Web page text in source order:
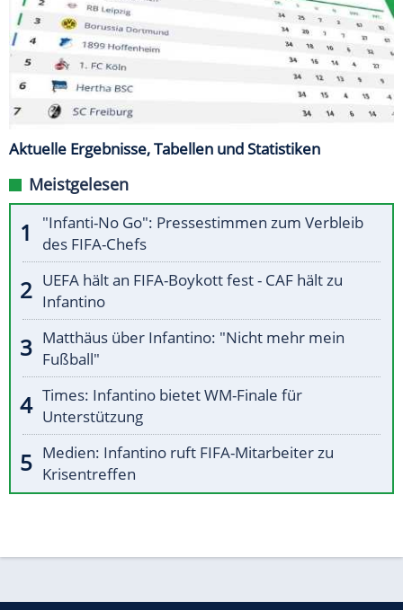
Aktuelle Ergebnisse, Tabellen und Statistiken
Meistgelesen
"Infanti-No Go": Pressestimmen zum Verbleib
des FIFA-Chefs
UEFA hält an FIFA-Boykott fest - CAF hält zu
Infantino
Matthäus über Infantino: "Nicht mehr mein
Fußball"
Times: Infantino bietet WM-Finale für
Unterstützung
Medien: Infantino ruft FIFA-Mitarbeiter zu
Krisentreffen